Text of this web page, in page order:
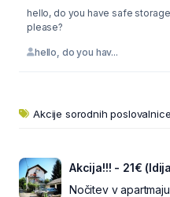
hello, do you have safe
please?
hello, do you hav...
Akcije sorodnih poslovalnice
Akcija!!! - 21€
Nočitev v